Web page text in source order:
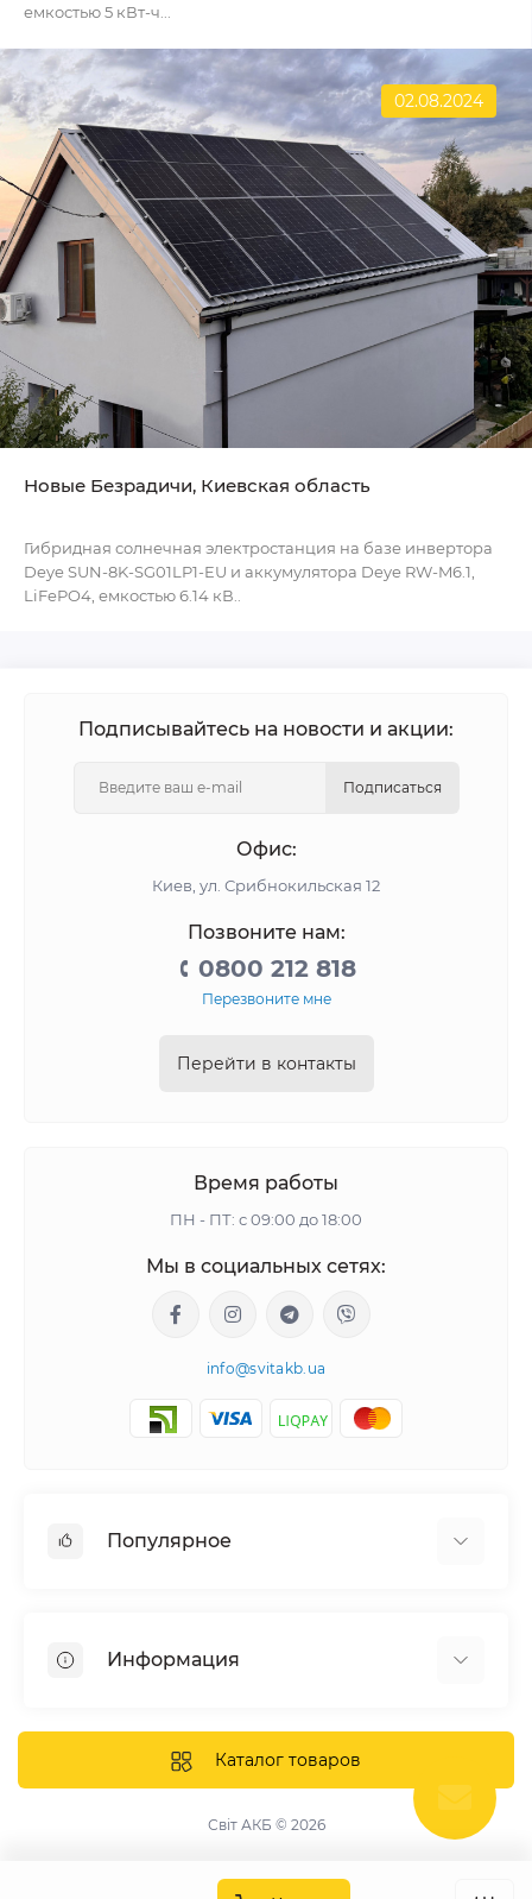
емкостью 5 кВт-ч...
02.08.2024
Новые Безрадичи, Киевская область
Гибридная солнечная электростанция на базе инвертора
Deye SUN-8K-SG01LP1-EU и аккумулятора Deye RW-M6.1,
LiFePO4, емкостью 6.14 кВ..
Подписывайтесь на новости и акции:
Подписаться
Офис:
Киев, ул. Срибнокильская 12
Позвоните нам:
0800 212 818
Перезвоните мне
Перейти в контакты
Время работы
ПН - ПТ: с 09:00 до 18:00
Мы в социальных сетях:
info@svitakb.ua
Популярное
Системы хранения энергии
Инверторы
Аккумуляторы
Информация
Доставка и оплата
Каталог товаров
Світ АКБ © 2026